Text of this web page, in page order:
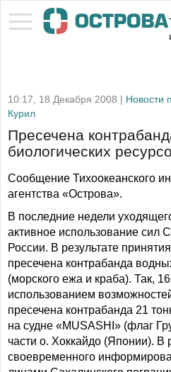
10:17, 18 Декабря 2008 | Новости
Курил
Пресечена
биологических
Сообщение Тихоокеанского
агентства «Острова».
В последние недели
активное использование
России. В результате
пресечена контрабанда
(морского ежа и краба). Так,
использованием
пресечена контрабанда 21
на судне «MUSASHI» (флаг
части о. Хоккайдо (Японии). В
своевременного